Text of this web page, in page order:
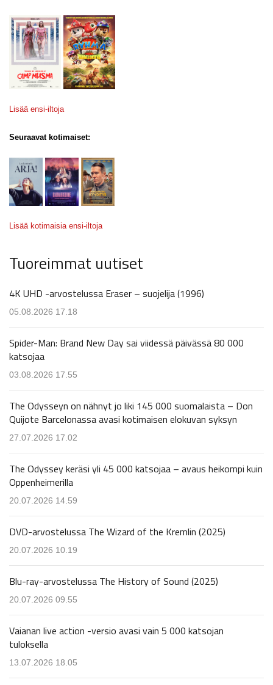
Lisää ensi-iltoja
Seuraavat kotimaiset:
Lisää kotimaisia ensi-iltoja
Tuoreimmat uutiset
4K UHD -arvostelussa Eraser – suojelija (1996)
05.08.2026 17.18
Spider-Man: Brand New Day sai viidessä päivässä 80 000
katsojaa
03.08.2026 17.55
The Odysseyn on nähnyt jo liki 145 000 suomalaista – Don
Quijote Barcelonassa avasi kotimaisen elokuvan syksyn
27.07.2026 17.02
The Odyssey keräsi yli 45 000 katsojaa – avaus heikompi kuin
Oppenheimerilla
20.07.2026 14.59
DVD-arvostelussa The Wizard of the Kremlin (2025)
20.07.2026 10.19
Blu-ray-arvostelussa The History of Sound (2025)
20.07.2026 09.55
Vaianan live action -versio avasi vain 5 000 katsojan
tuloksella
13.07.2026 18.05